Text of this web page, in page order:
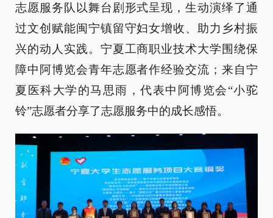
志愿服务队以舞台剧形式呈现，生动演绎了通
过文创赋能闽宁镇留守妇女增收、助力乡村振
兴的动人实践。宁夏工商职业技术大学围绕保
障中阿博览会青年志愿者作经验交流；来自宁
夏医科大学的马思雨，代表中阿博览会“小驼
铃”志愿者分享了志愿服务中的成长感悟。